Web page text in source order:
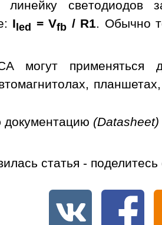
линейку светодиодов
I led = Vfb / R1. Обычно
могут применяться
документацию (Datasheet)
статья - поделитесь